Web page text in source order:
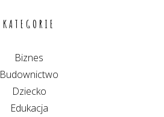
KATEGORIE
Biznes
Budownictwo
Dziecko
Edukacja